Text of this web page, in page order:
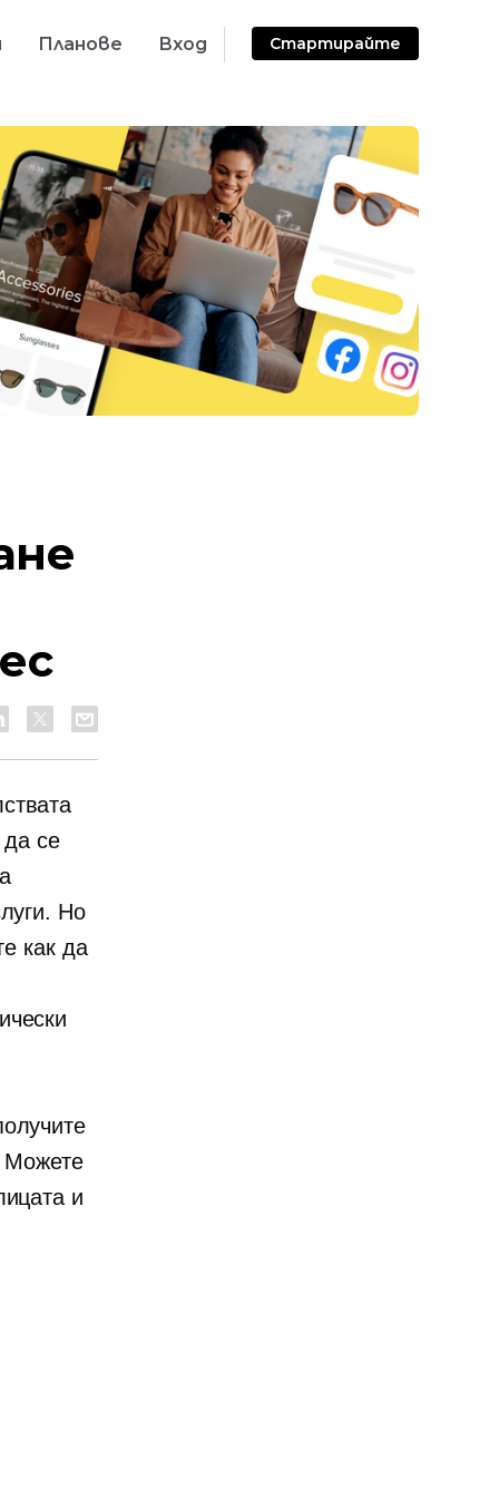
Планове Вход Стартирайте
да се
Но
как да
Можете
и